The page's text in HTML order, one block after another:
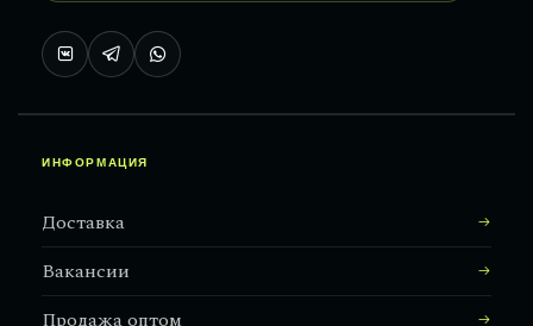
ИНФОРМАЦИЯ
Доставка
Вакансии
Продажа оптом